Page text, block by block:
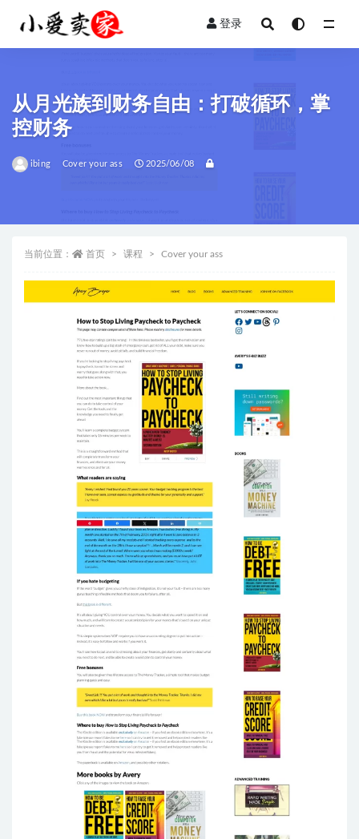
登录
从月光族到财务自由：打破循环，掌
控财务
ibing Cover your ass 2025/06/08
当前位置： 首页 课程 Cover your ass